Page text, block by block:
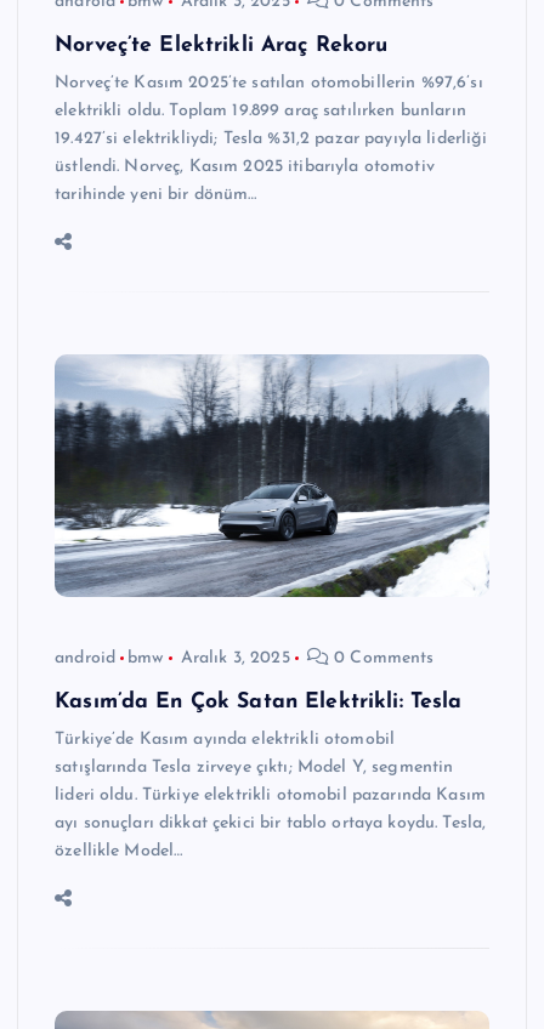
Norveç’te Elektrikli Araç Rekoru
Norveç’te Kasım 2025’te satılan otomobillerin %97,6’sı
elektrikli oldu. Toplam 19.899 araç satılırken bunların
19.427’si elektrikliydi; Tesla %31,2 pazar payıyla liderliği
üstlendi. Norveç, Kasım 2025 itibarıyla otomotiv
tarihinde yeni bir dönüm…
android bmw Aralık 3, 2025 0 Comments
Kasım’da En Çok Satan Elektrikli: Tesla
Türkiye’de Kasım ayında elektrikli otomobil
satışlarında Tesla zirveye çıktı; Model Y, segmentin
lideri oldu. Türkiye elektrikli otomobil pazarında Kasım
ayı sonuçları dikkat çekici bir tablo ortaya koydu. Tesla,
özellikle Model…